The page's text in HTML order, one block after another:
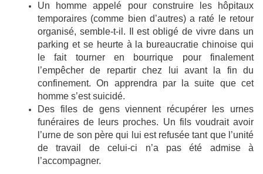
Un homme appelé pour construire les hôpitaux
temporaires (comme bien d’autres) a raté le retour
organisé, semble-t-il. Il est obligé de vivre dans un
parking et se heurte à la bureaucratie chinoise qui
le fait tourner en bourrique pour finalement
l’empêcher de repartir chez lui avant la fin du
confinement. On apprendra par la suite que cet
homme s’est suicidé.
Des files de gens viennent récupérer les urnes
funéraires de leurs proches. Un fils voudrait avoir
l’urne de son père qui lui est refusée tant que l’unité
de travail de celui-ci n’a pas été admise à
l’accompagner.